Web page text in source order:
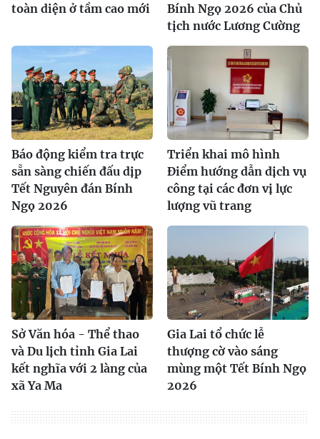
toàn diện ở tầm cao mới
Bính Ngọ 2026 của Chủ
tịch nước Lương Cường
Báo động kiểm tra trực
sẵn sàng chiến đấu dịp
Tết Nguyên đán Bính
Ngọ 2026
Triển khai mô hình
Điểm hướng dẫn dịch vụ
công tại các đơn vị lực
lượng vũ trang
Sở Văn hóa - Thể thao
và Du lịch tỉnh Gia Lai
kết nghĩa với 2 làng của
xã Ya Ma
Gia Lai tổ chức lễ
thượng cờ vào sáng
mùng một Tết Bính Ngọ
2026